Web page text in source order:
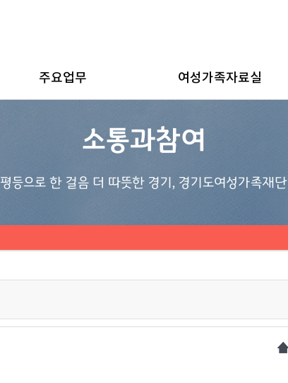
주요업무 여성가족자료실
소통과참여
평등으로 한 걸음 더 따뜻한 경기, 경기도여성가족재단